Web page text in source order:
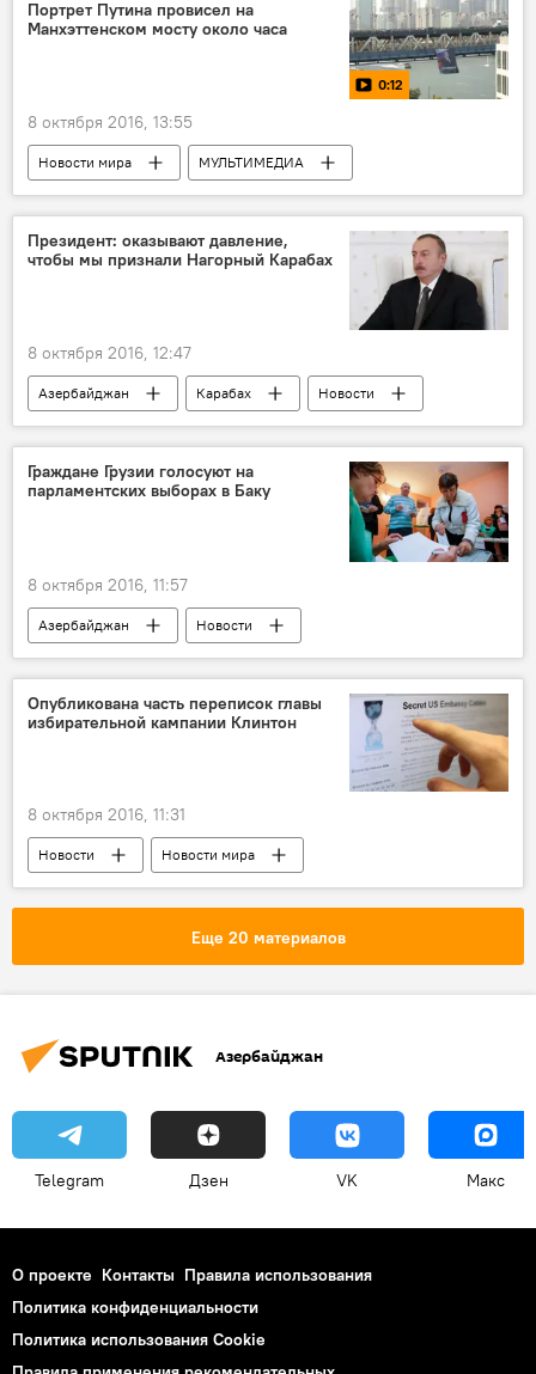
Портрет Путина провисел на
Манхэттенском мосту около часа
0:12
8 октября 2016, 13:55
Новости мира
МУЛЬТИМЕДИА
Россия
Видео
США
Нью-Йорк
Манхэттенский мост
Владимир Путин
Президент: оказывают давление,
чтобы мы признали Нагорный Карабах
8 октября 2016, 12:47
Азербайджан Карабах Новости
Граждане Грузии голосуют на
парламентских выборах в Баку
8 октября 2016, 11:57
Азербайджан Новости
Опубликована часть переписок главы
избирательной кампании Клинтон
8 октября 2016, 11:31
Новости Новости мира
Еще 20 материалов
Азербайджан
Telegram Дзен VK Макс
О проекте Контакты Правила использования
Политика конфиденциальности
Политика использования Cookie